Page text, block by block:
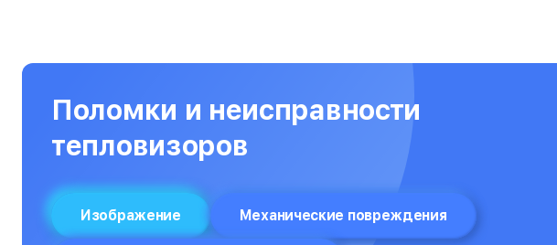
Оптические прицелы
Компьютеры
Поломки и неисправности
тепловизоров
Изображение Механические повреждения